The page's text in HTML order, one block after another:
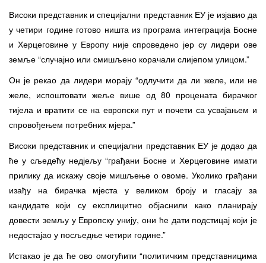
Високи представник и специјални представник ЕУ је изјавио да
у четири године готово ништа из програма интеграција Босне
и Херцеговине у Европу нијеспроведено јер су лидери ове
земље “случајно или смишљено корачали слијепом улицом.”
Он је рекао да лидери морају “одлучити да ли желе, или не
желе, испоштовати жеље више од 80 процената бирачког
тијела и вратити се на европски пут и почети са усвајањем и
спровођењем потребних мјера.”
Високи представник и специјални представник ЕУ је додао да
ће у сљедећу недјељу “грађани Босне и Херцеговине имати
прилику да искажу своје мишљење о овоме. Уколико грађани
изађу на бирачка мјеста у великом броју и гласају за
кандидате који су експлицитно објаснили како планирају
довести земљу у Европску унију, они ће дати подстицај који је
недостајао у посљедње четири године.”
Истакао је да ће ово омогућити “политичким представницима